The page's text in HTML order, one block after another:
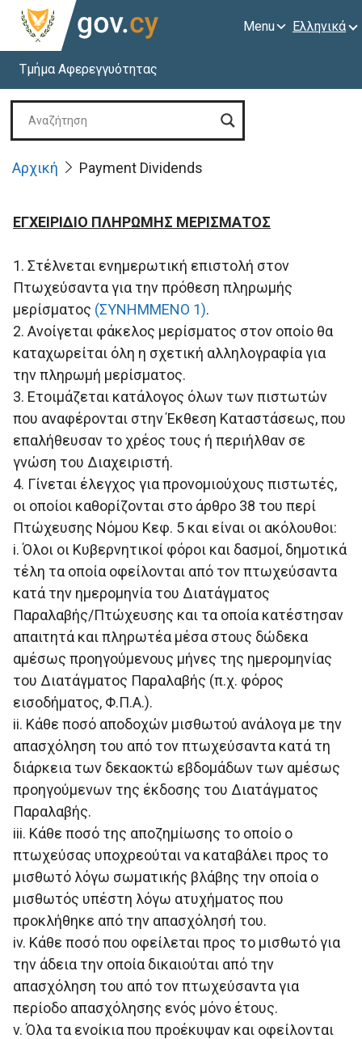
Ελληνικά
Τμήμα Αφερεγγυότητας
Menu
Αρχική Payment Dividends
ΕΓΧΕΙΡΙΔΙΟ ΠΛΗΡΩΜΗΣ ΜΕΡΙΣΜΑΤΟΣ
1. Στέλνεται ενημερωτική επιστολή στον
Πτωχεύσαντα για την πρόθεση πληρωμής
μερίσματος (ΣΥΝΗΜΜΕΝΟ 1).
2. Ανοίγεται φάκελος μερίσματος στον οποίο θα
καταχωρείται όλη η σχετική αλληλογραφία για
την πληρωμή μερίσματος.
3. Ετοιμάζεται κατάλογος όλων των πιστωτών
που αναφέρονται στην Έκθεση Καταστάσεως, που
επαλήθευσαν το χρέος τους ή περιήλθαν σε
γνώση του Διαχειριστή.
4. Γίνεται έλεγχος για προνομιούχους πιστωτές,
οι οποίοι καθορίζονται στο άρθρο 38 του περί
Πτώχευσης Νόμου Κεφ. 5 και είναι οι ακόλουθοι:
i. Όλοι οι Κυβερνητικοί φόροι και δασμοί, δημοτικά
τέλη τα οποία οφείλονται από τον πτωχεύσαντα
κατά την ημερομηνία του Διατάγματος
Παραλαβής/Πτώχευσης και τα οποία κατέστησαν
απαιτητά και πληρωτέα μέσα στους δώδεκα
αμέσως προηγούμενους μήνες της ημερομηνίας
του Διατάγματος Παραλαβής (π.χ. φόρος
εισοδήματος, Φ.Π.Α.).
ii. Κάθε ποσό αποδοχών μισθωτού ανάλογα με την
απασχόληση του από τον πτωχεύσαντα κατά τη
διάρκεια των δεκαοκτώ εβδομάδων των αμέσως
προηγούμενων της έκδοσης του Διατάγματος
Παραλαβής.
iii. Κάθε ποσό της αποζημίωσης το οποίο ο
πτωχεύσας υποχρεούται να καταβάλει προς το
μισθωτό λόγω σωματικής βλάβης την οποία ο
μισθωτός υπέστη λόγω ατυχήματος που
προκλήθηκε από την απασχόλησή του.
iv. Κάθε ποσό που οφείλεται προς το μισθωτό για
την άδεια την οποία δικαιούται από την
απασχόληση του από τον πτωχεύσαντα για
περίοδο απασχόλησης ενός μόνο έτους.
v. Όλα τα ενοίκια που προέκυψαν και οφείλονται